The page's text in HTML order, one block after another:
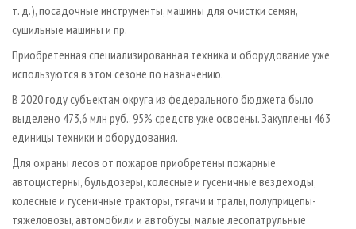
т. д.), посадочные инструменты, машины для очистки семян,
сушильные машины и пр.
Приобретенная специализированная техника и оборудование уже
используются в этом сезоне по назначению.
В 2020 году субъектам округа из федерального бюджета было
выделено 473,6 млн руб., 95% средств уже освоены. Закуплены 463
единицы техники и оборудования.
Для охраны лесов от пожаров приобретены пожарные
автоцистерны, бульдозеры, колесные и гусеничные вездеходы,
колесные и гусеничные тракторы, тягачи и тралы, полуприцепы-
тяжеловозы, автомобили и автобусы, малые лесопатрульные